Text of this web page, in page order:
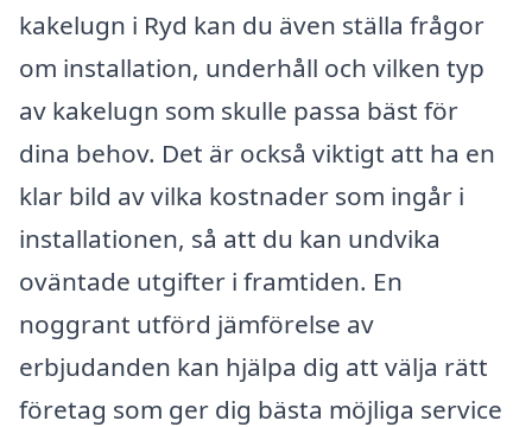
kakelugn i Ryd kan du även ställa frågor
om installation, underhåll och vilken typ
av kakelugn som skulle passa bäst för
dina behov. Det är också viktigt att ha en
klar bild av vilka kostnader som ingår i
installationen, så att du kan undvika
oväntade utgifter i framtiden. En
noggrant utförd jämförelse av
erbjudanden kan hjälpa dig att välja rätt
företag som ger dig bästa möjliga service